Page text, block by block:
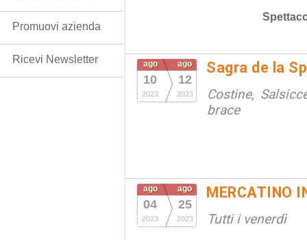
ago
10
2023
ago
12
2023
Sagra de la
Costine,
brace
ago
04
2023
ago
25
2023
MERCATINO
Tutti i venerdì
Promuovi azienda
Ricevi Newsletter